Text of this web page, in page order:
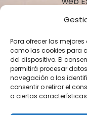
Para ofrecer las
como las cookies para
del dispositivo. El
permitirá procesar
navegación o las
consentir o retirar el
a ciertas